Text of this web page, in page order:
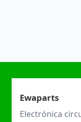
Ewaparts
Electrónica